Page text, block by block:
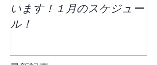
います！１月のスケジュー
ル！